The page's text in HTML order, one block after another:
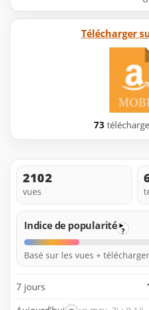
Télécharger
73
2102
vues
Indice de popularité ?
Basé sur les vues +
7 jours